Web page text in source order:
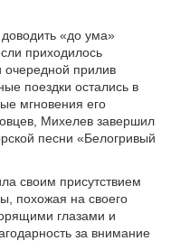
«до ума»
приходилось
очередной прилив
поездки остались в
мгновения его
Михелев завершил
песни «Белогривый
своим присутствием
похожая на своего
глазами и
за внимание